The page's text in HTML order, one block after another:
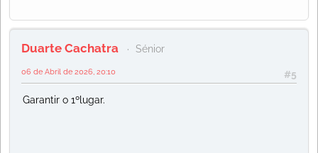
Duarte Cachatra Sénior
#5
06 de Abril de 2026, 20:10
Garantir o 1ºlugar.